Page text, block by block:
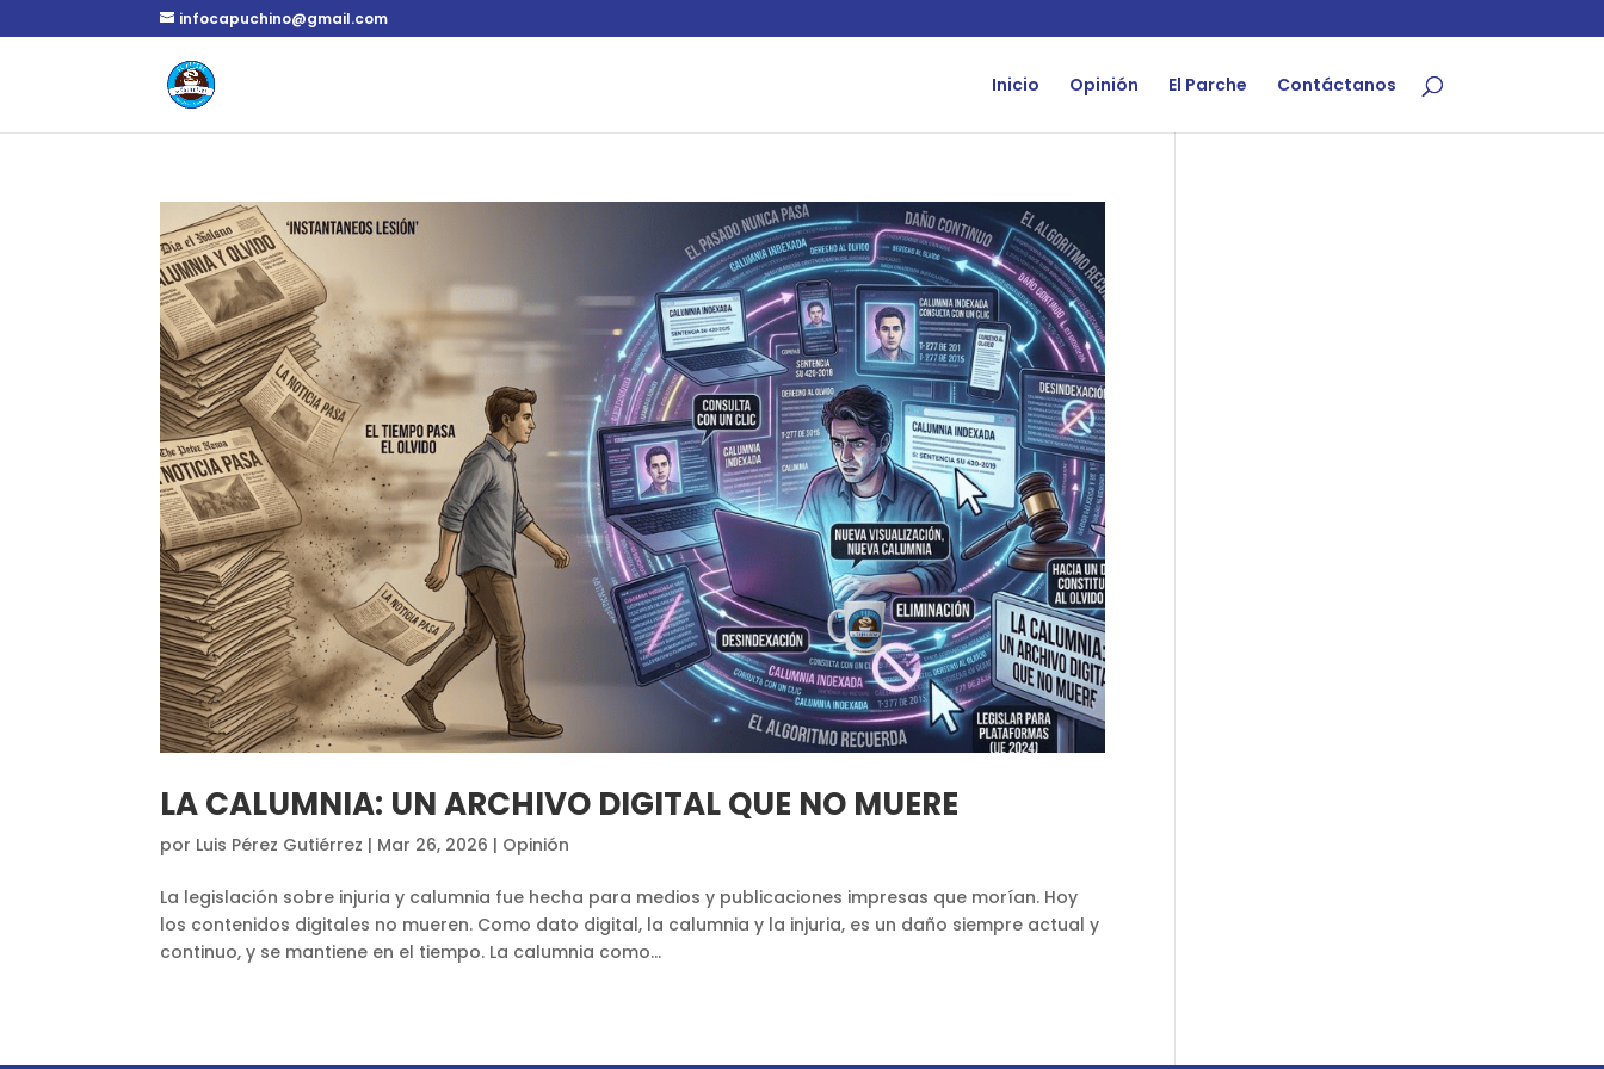
infocapuchino@gmail.com
Inicio Opinión El Parche Contáctanos
LA CALUMNIA: UN ARCHIVO DIGITAL QUE NO MUERE
por Luis Pérez Gutiérrez | Mar 26, 2026 | Opinión
La legislación sobre injuria y calumnia fue hecha para medios y publicaciones impresas que morían. Hoy
los contenidos digitales no mueren. Como dato digital, la calumnia y la injuria, es un daño siempre actual y
continuo, y se mantiene en el tiempo. La calumnia como...